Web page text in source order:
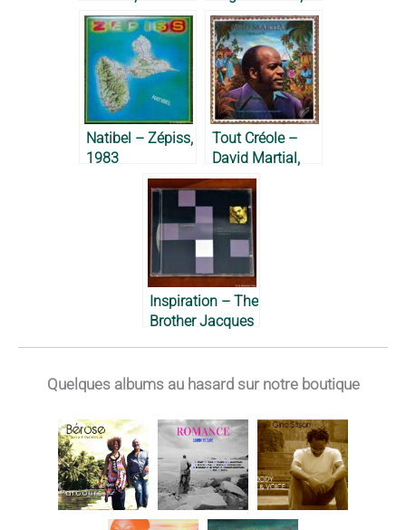
1 – Max Cilla,
1981
1975
Natibel – Zépiss,
1983
Tout Créole –
David Martial,
1978
Inspiration – The
Brother Jacques
Quelques albums au hasard sur notre boutique